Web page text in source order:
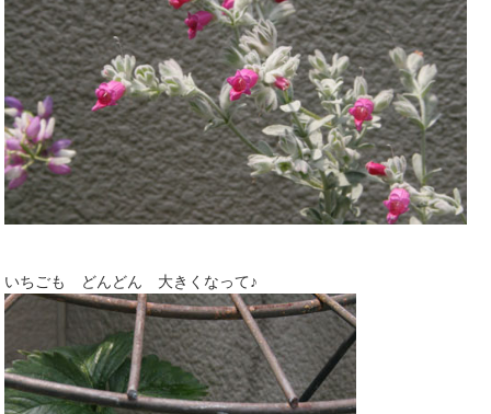
いちごも どんどん 大きくなって♪